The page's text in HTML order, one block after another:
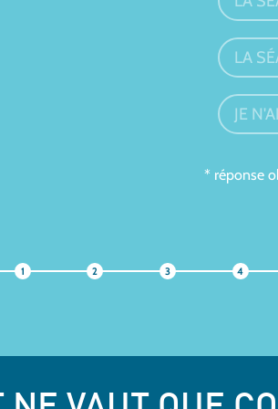
LA
JE
* réponse
1 2 3 4